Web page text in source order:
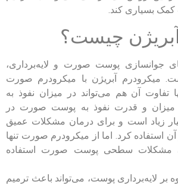
بسیاری کند.
چیست؟
جوانسازی پوست صورت و لایه‌برداری،
میکرودرم آبریژن با میکرودرم صورت
تفاوت آن هم می‌تواند در میزان نفوذ به
و قدرت نفوذ به پوست صورت در
زیاد است و برای درمان مشکلات عمیق
استفاده کرد. اما از میکرودرم صورت تنها
مشکلات سطحی پوست صورت استفاده
بر لایه‌برداری پوست، می‌تواند باعث ترمیم